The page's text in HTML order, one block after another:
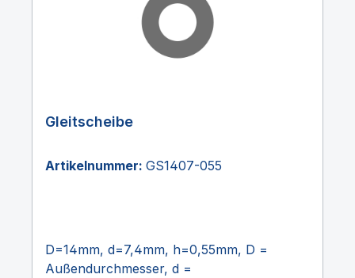
Gleitscheibe
Artikelnummer: GS1407-055
D=14mm, d=7,4mm, h=0,55mm, D =
Außendurchmesser, d =